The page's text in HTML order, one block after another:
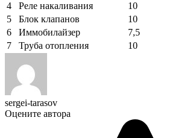
4
Реле накаливания
10
5
Блок клапанов
10
6
Иммобилайзер
7,5
7
Труба отопления 10
sergei-tarasov
Оцените автора